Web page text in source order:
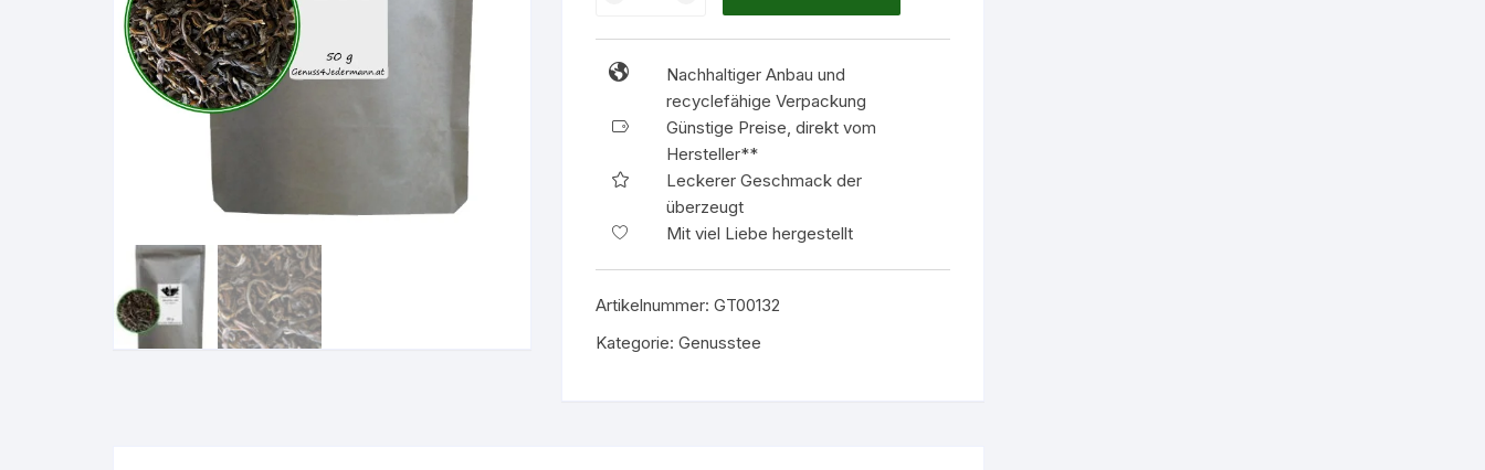
BIO-
JasminteeNachhaltiger Anbau und
recyclefähige Verpackung
Günstige Preise, direkt vom
Hersteller**
Leckerer Geschmack der
überzeugt
Mit viel Liebe hergestellt
Artikelnummer:GT00132
Kategorie:Genusstee